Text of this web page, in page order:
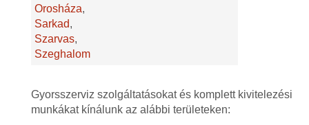
Orosháza,
Sarkad,
Szarvas,
Szeghalom
Gyorsszerviz szolgáltatásokat és komplett kivitelezési
munkákat kínálunk az alábbi területeken: